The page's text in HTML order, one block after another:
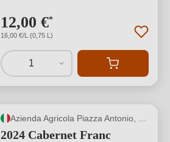
12,00 €*
16,00 €/L (0,75 L)
1
2024 Cabernet Franc